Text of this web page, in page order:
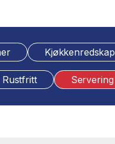
Kjøkkenredskap
Rustfritt Servering